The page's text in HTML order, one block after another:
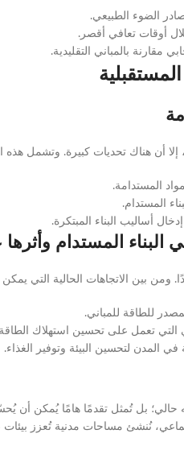
الضوء الطبيعي.
أوقات تعافي أقصر.
مقارنة بالمباني التقليدية.
أن هناك تحديات كبيرة. وتشمل هذه
المستدامة.
المستدام.
أساليب البناء المبتكرة.
البناء المستدام
ومن بين الاتجاهات الحالية التي
للطاقة للمباني.
التي تعمل على تحسين استهلاك
المدن لتحسين البيئة وتوفير الغذاء.
حالي؛ بل تُمثل تقدمًا هامًا يُمكن
نُنشئ مساحات مدنية تُعزز